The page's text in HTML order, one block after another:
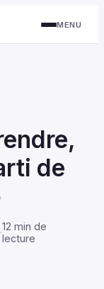
MENU
de
·12 min de
lecture